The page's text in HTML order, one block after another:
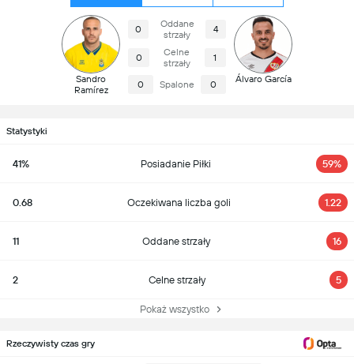
Sandro
Ramírez
0
Oddane
strzały
4
0
Celne
strzały
1
0 Spalone 0 Álvaro García
Statystyki
41% Posiadanie Piłki 59%
0.68 Oczekiwana liczba goli 1.22
11 Oddane strzały 16
2 Celne strzały 5
Pokaż wszystko
Rzeczywisty czas gry